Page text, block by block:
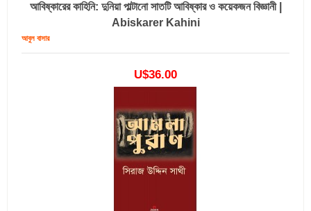
আবিষ্কারের কাহিনি: দুনিয়া পাল্টানো সাতটি আবিষ্কার ও কয়েকজন বিজ্ঞানী |
Abiskarer Kahini
আবুল বাসার
U$36.00